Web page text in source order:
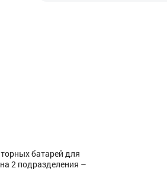
батарей для
2 подразделения –